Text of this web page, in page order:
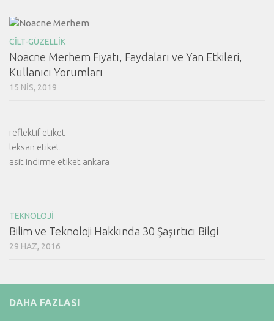
CILT-GÜZELLIK
Noacne Merhem Fiyatı, Faydaları ve Yan Etkileri,
Kullanıcı Yorumları
15 NIS, 2019
reflektif etiket
leksan etiket
asit indirme etiket ankara
TEKNOLOJI
Bilim ve Teknoloji Hakkında 30 Şaşırtıcı Bilgi
29 HAZ, 2016
DAHA FAZLASI